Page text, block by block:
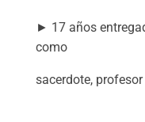
► 17 años
como
sacerdote,